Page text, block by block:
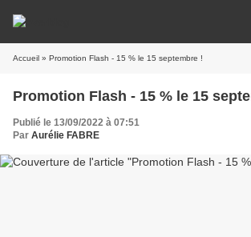
Accueil » Promotion Flash - 15 % le 15 septembre !
Promotion Flash - 15 % le 15
Publié le 13/09/2022 à 07:51
Par Aurélie FABRE